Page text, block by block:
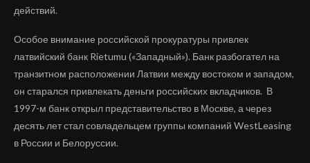
действий.
Особое внимание российской прокуратуры привлек
латвийский банк Rietumu («Западный»). Банк разбогател на
транзитном расположении Латвии между востоком и западом,
он старался привлекать деньги российских вкладчиков. В
1997-м банк открыл представительство в Москве, а через
десять лет стал совладельцем группы компаний WestLeasing
в России и Белоруссии.